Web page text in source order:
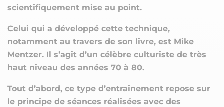
scientifiquement mise au point.
Celui qui a développé cette technique,
notamment au travers de son livre, est Mike
Mentzer. Il s’agit d’un célèbre culturiste de très
haut niveau des années 70 à 80.
Tout d’abord, ce type d’entrainement repose sur
le principe de séances réalisées avec des